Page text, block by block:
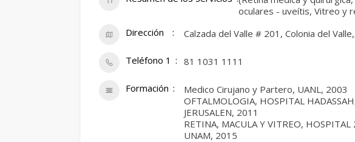
oculares - uveítis, Vitreo y
Dirección
Calzada del Valle # 201, Colonia del
Teléfono 1 81 1031 1111
Formación
Medico Cirujano y Partero, UANL, 2003
OFTALMOLOGIA, HOSPITAL
JERUSALEN, 2011
RETINA, MACULA Y VITREO, HOSPITAL
UNAM, 2015